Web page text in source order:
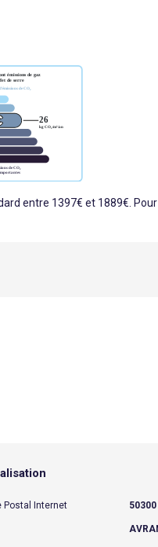
entre 1397€ et 1889€.
Postal Internet 50300